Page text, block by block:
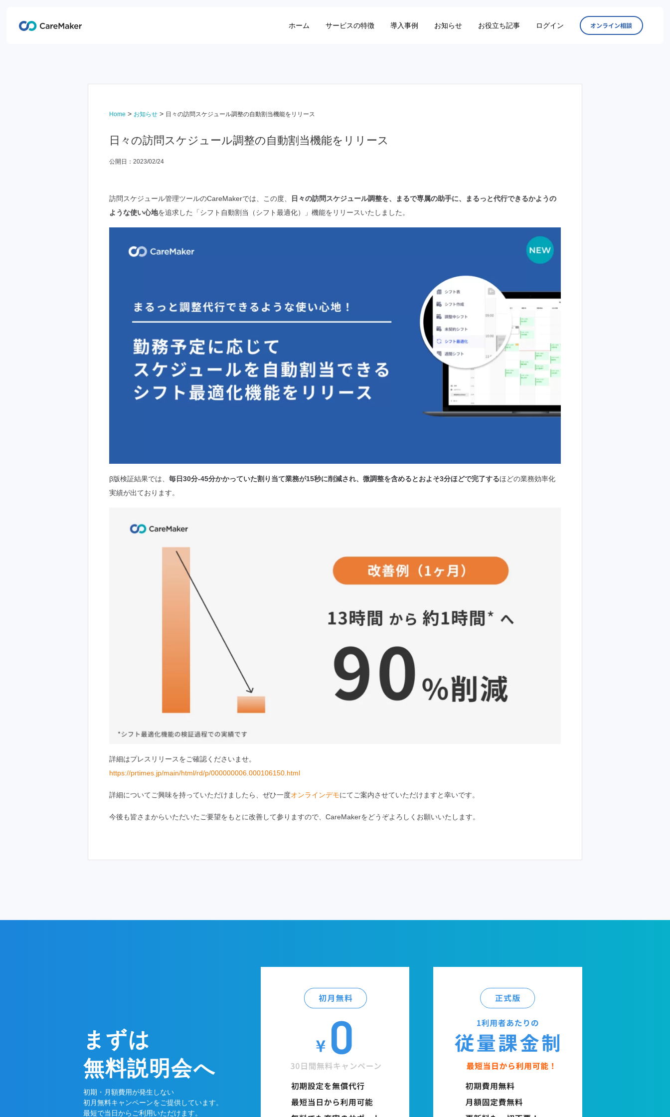
ホーム サービスの特徴 導入事例 お知らせ お役立ち記事 ログイン オンラ
Home > お知らせ > 日々の訪問スケジュール調整の自動割当機能をリリース
日々の訪問スケジュール調整の自動割当機能をリリース
公開日：2023/02/24
訪問スケジュール管理ツールのCareMakerでは、この度、
日々の訪問スケジュール調整を、まるで専属の助手に、まるっと代行できるかようの
ような使い心地を追求した「シフト自動割当（シフト最適化）」機能をリリースいたしました。
β版検証結果では、 毎日30分-45分かかっていた割り当て業務が15秒に削減され、微調整を含めるとおよそ3分ほどで完了するほどの業務効率化
実績が出ております。
詳細はプレスリリースをご確認くださいませ。
https://prtimes.jp/main/html/rd/p/000000006.000106150.html
詳細についてご興味を持っていただけましたら、ぜひ一度オンラインデモにてご案内させていただけますと幸いです。
今後も皆さまからいただいたご要望をもとに改善して参りますので、CareMakerをどうぞよろしくお願いいたします。
まずは
無料説明会へ
初期・月額費用が発生しない
初月無料キャンペーンをご提供しています。
最短で当日からご利用いただけます。